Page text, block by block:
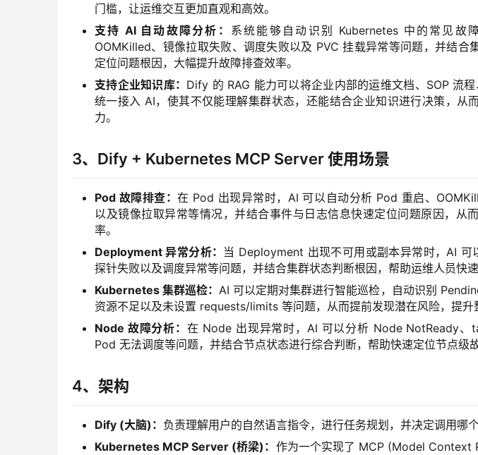
门槛，让运维交互更加直观和高效。
支持 AI 自动故障分析： 系统能够自动识别 Kubernetes 中的常见故
OOMKilled、镜像拉取失败、调度失败以及 PVC 挂载异常等问题，并结合
定位问题根因，大幅提升故障排查效率。
支持企业知识库： Dify 的 RAG 能力可以将企业内部的运维文档、SOP 流
统一接入 AI，使其不仅能理解集群状态，还能结合企业知识进行决策，从
力。
3、Dify + Kubernetes MCP Server 使用场景
Pod 故障排查：在 Pod 出现异常时，AI 可以自动分析 Pod 重启、
以及镜像拉取异常等情况，并结合事件与日志信息快速定位问题原因，从
率。
Deployment 异常分析： 当 Deployment 出现不可用或副本异常时，AI 可
探针失败以及调度异常等问题，并结合集群状态判断根因，帮助运维人员快速
Kubernetes 集群巡检：AI 可以定期对集群进行智能巡检，自动识别
资源不足以及未设置 requests/limits 等问题，从而提前发现潜在风险，提升
Node 故障分析： 在 Node 出现异常时，AI 可以分析 Node NotReady、
Pod 无法调度等问题，并结合节点状态进行综合判断，帮助快速定位节点级
4、架构
Dify (大脑)： 负责理解用户的自然语言指令，进行任务规划，并决定调用哪个
Kubernetes MCP Server (桥梁)： 作为一个实现了 MCP (Model Context